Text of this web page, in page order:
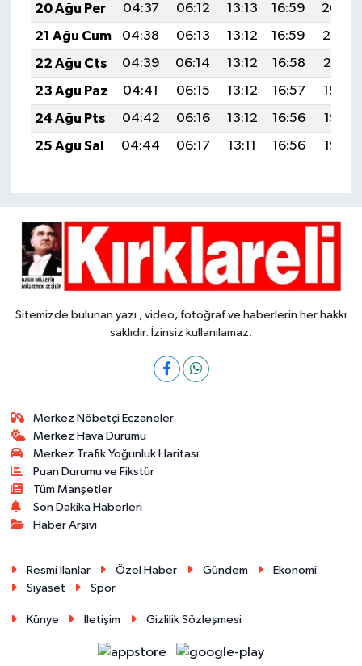
20 Ağu Per
04:37 06:12 13:13 16:59
20:04
21 Ağu Cum
04:38 06:13 13:12 16:59
20:02
22 Ağu Cts
04:39 06:14 13:12 16:58
20:01
23 Ağu Paz
04:41 06:15 13:12 16:57
19:59
24 Ağu Pts
04:42 06:16 13:12 16:56
19:58
25 Ağu Sal
04:44 06:17 13:11 16:56 19:56
Sitemizde bulunan yazı , video, fotoğraf ve haberlerin her hakkı
saklıdır. İzinsiz kullanılamaz.
Merkez Nöbetçi Eczaneler
Merkez Hava Durumu
Merkez Trafik Yoğunluk Haritası
Puan Durumu ve Fikstür
Tüm Manşetler
Son Dakika Haberleri
Haber Arşivi
Resmi İlanlar Özel Haber Gündem
Ekonomi
Siyaset
Spor
Künye İletişim Gizlilik Sözleşmesi